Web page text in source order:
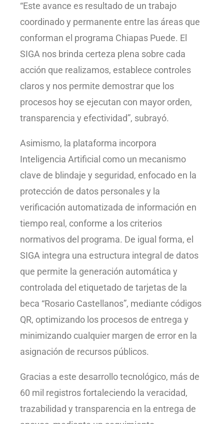
“Este avance es resultado de un trabajo
coordinado y permanente entre las áreas que
conforman el programa Chiapas Puede. El
SIGA nos brinda certeza plena sobre cada
acción que realizamos, establece controles
claros y nos permite demostrar que los
procesos hoy se ejecutan con mayor orden,
transparencia y efectividad”, subrayó.
Asimismo, la plataforma incorpora
Inteligencia Artificial como un mecanismo
clave de blindaje y seguridad, enfocado en la
protección de datos personales y la
verificación automatizada de información en
tiempo real, conforme a los criterios
normativos del programa. De igual forma, el
SIGA integra una estructura integral de datos
que permite la generación automática y
controlada del etiquetado de tarjetas de la
beca “Rosario Castellanos”, mediante códigos
QR, optimizando los procesos de entrega y
minimizando cualquier margen de error en la
asignación de recursos públicos.
Gracias a este desarrollo tecnológico, más de
60 mil registros fortaleciendo la veracidad,
trazabilidad y transparencia en la entrega de